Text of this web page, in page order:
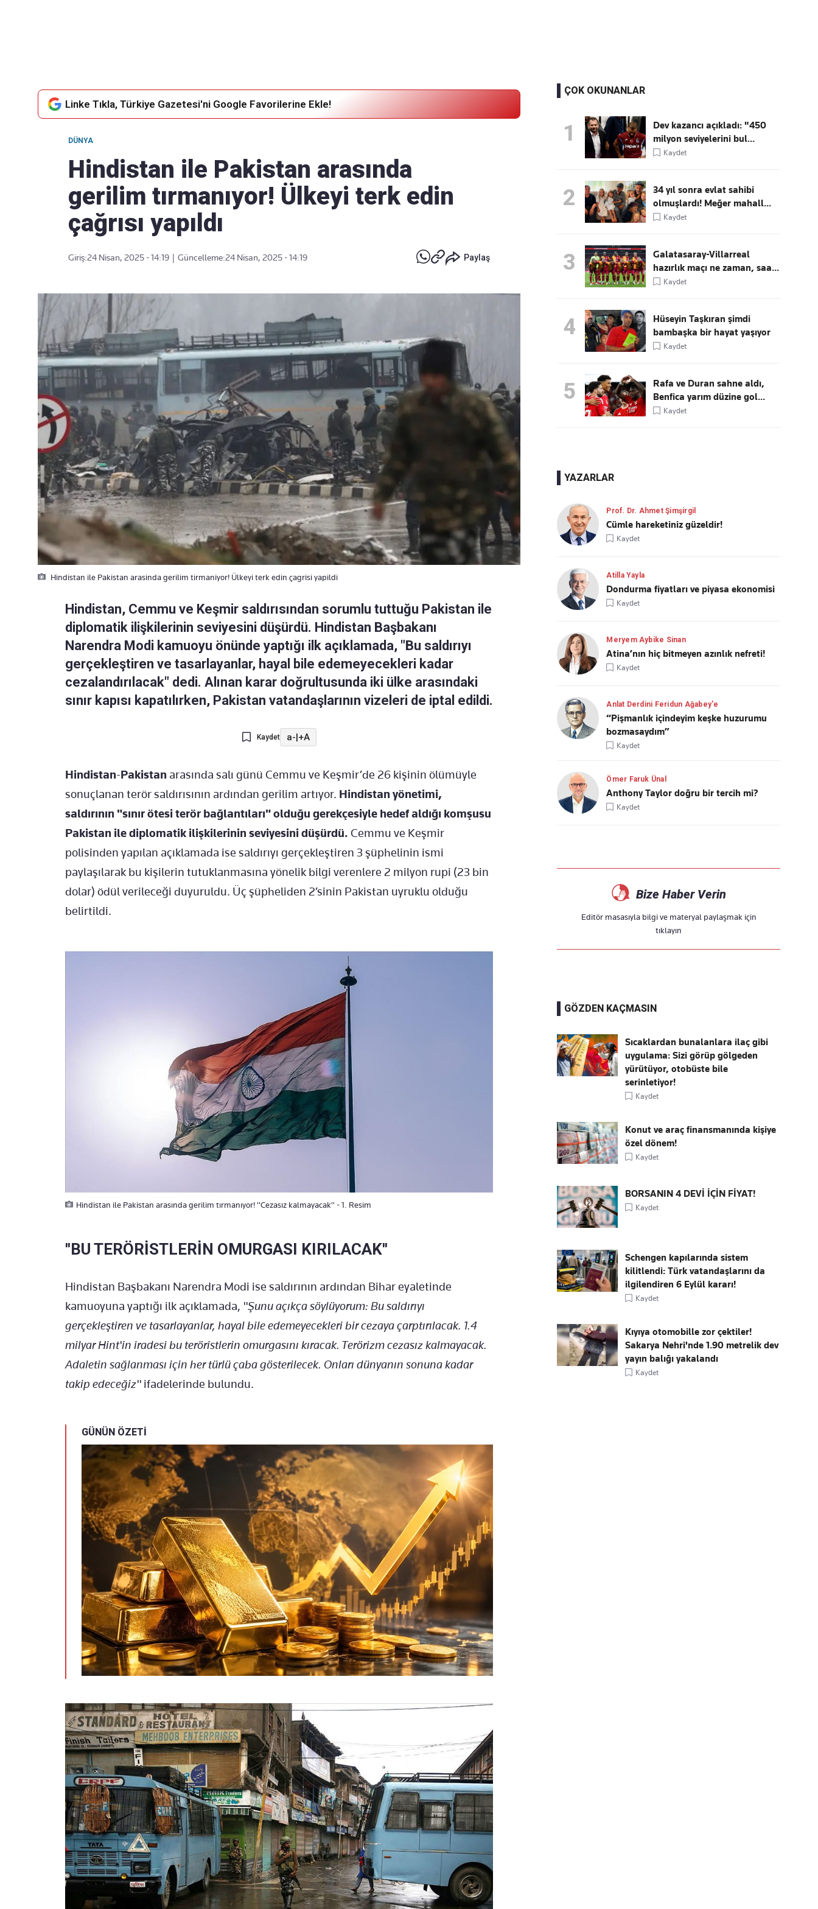
Linke Tıkla, Türkiye Gazetesi'ni Google Favorilerine Ekle!
DÜNYA
Hindistan ile Pakistan arasında
gerilim tırmanıyor! Ülkeyi terk edin
çağrısı yapıldı
Giriş:24 Nisan, 2025 - 14:19 Güncelleme:24 Nisan, 2025 - 14:19 Paylaş
Hindistan ile Pakistan arasinda gerilim tirmaniyor! Ülkeyi terk edin çagrisi yapildi
Hindistan, Cemmu ve Keşmir saldırısından sorumlu tuttuğu Pakistan ile
diplomatik ilişkilerinin seviyesini düşürdü. Hindistan Başbakanı
Narendra Modi kamuoyu önünde yaptığı ilk açıklamada, "Bu saldırıyı
gerçekleştiren ve tasarlayanlar, hayal bile edemeyecekleri kadar
cezalandırılacak" dedi. Alınan karar doğrultusunda iki ülke arasındaki
sınır kapısı kapatılırken, Pakistan vatandaşlarının vizeleri de iptal edildi.
Kaydet a-|+A
Hindistan-Pakistan arasında salı günü Cemmu ve Keşmir’de 26 kişinin ölümüyle
sonuçlanan terör saldırısının ardından gerilim artıyor. Hindistan yönetimi,
saldırının "sınır ötesi terör bağlantıları" olduğu gerekçesiyle hedef aldığı komşusu
Pakistan ile diplomatik ilişkilerinin seviyesini düşürdü. Cemmu ve Keşmir
polisinden yapılan açıklamada ise saldırıyı gerçekleştiren 3 şüphelinin ismi
paylaşılarak bu kişilerin tutuklanmasına yönelik bilgi verenlere 2 milyon rupi (23 bin
dolar) ödül verileceği duyuruldu. Üç şüpheliden 2’sinin Pakistan uyruklu olduğu
belirtildi.
Hindistan ile Pakistan arasında gerilim tırmanıyor! ''Cezasız kalmayacak'' - 1. Resim
''BU TERÖRİSTLERİN OMURGASI KIRILACAK''
Hindistan Başbakanı Narendra Modi ise saldırının ardından Bihar eyaletinde
kamuoyuna yaptığı ilk açıklamada, "Şunu açıkça söylüyorum: Bu saldırıyı
gerçekleştiren ve tasarlayanlar, hayal bile edemeyecekleri bir cezaya çarptırılacak. 1.4
milyar Hint'in iradesi bu teröristlerin omurgasını kıracak. Terörizm cezasız kalmayacak.
Adaletin sağlanması için her türlü çaba gösterilecek. Onları dünyanın sonuna kadar
takip edeceğiz" ifadelerinde bulundu.
GÜNÜN ÖZETİ
ÇOK OKUNANLAR
1
Dev kazancı açıkladı: "450
milyon seviyelerini bul...
Kaydet
2
34 yıl sonra evlat sahibi
olmuşlardı! Meğer mahall...
Kaydet
3
Galatasaray-Villarreal
hazırlık maçı ne zaman, saa...
Kaydet
4
Hüseyin Taşkıran şimdi
bambaşka bir hayat yaşıyor
Kaydet
5
Rafa ve Duran sahne aldı,
Benfica yarım düzine gol...
Kaydet
YAZARLAR
Prof. Dr. Ahmet Şimşirgil
Cümle hareketiniz güzeldir!
Kaydet
Atilla Yayla
Dondurma fiyatları ve piyasa ekonomisi
Kaydet
Meryem Aybike Sinan
Atina’nın hiç bitmeyen azınlık nefreti!
Kaydet
Anlat Derdini Feridun Ağabey'e
“Pişmanlık içindeyim keşke huzurumu
bozmasaydım”
Kaydet
Ömer Faruk Ünal
Anthony Taylor doğru bir tercih mi?
Kaydet
Bize Haber Verin
Editör masasıyla bilgi ve materyal paylaşmak için
tıklayın
GÖZDEN KAÇMASIN
Sıcaklardan bunalanlara ilaç gibi
uygulama: Sizi görüp gölgeden
yürütüyor, otobüste bile
serinletiyor!
Kaydet
Konut ve araç finansmanında kişiye
özel dönem!
Kaydet
BORSANIN 4 DEVİ İÇİN FİYAT!
Kaydet
Schengen kapılarında sistem
kilitlendi: Türk vatandaşlarını da
ilgilendiren 6 Eylül kararı!
Kaydet
Kıyıya otomobille zor çektiler!
Sakarya Nehri'nde 1.90 metrelik dev
yayın balığı yakalandı
Kaydet